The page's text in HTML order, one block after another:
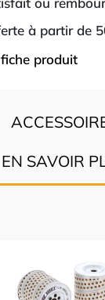
à partir de
produit
EN SAVOIR